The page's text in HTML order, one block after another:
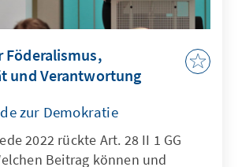
Föderalismus,
und Verantwortung
zur Demokratie
2022 rückte Art. 28 II 1 GG
Beitrag können und